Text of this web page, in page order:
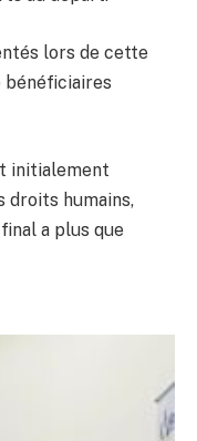
lors de cette
initialement
droits humains,
a plus que